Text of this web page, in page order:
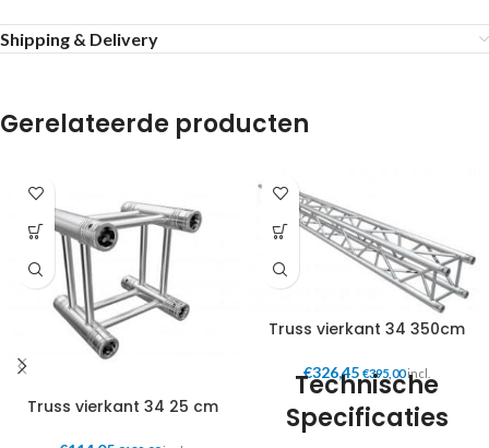
Shipping & Delivery
Gerelateerde producten
Truss vierkant 34 25 cm
Truss vierkant 34 350cm
€326,45 €395,00incl.
Technische
Specificaties